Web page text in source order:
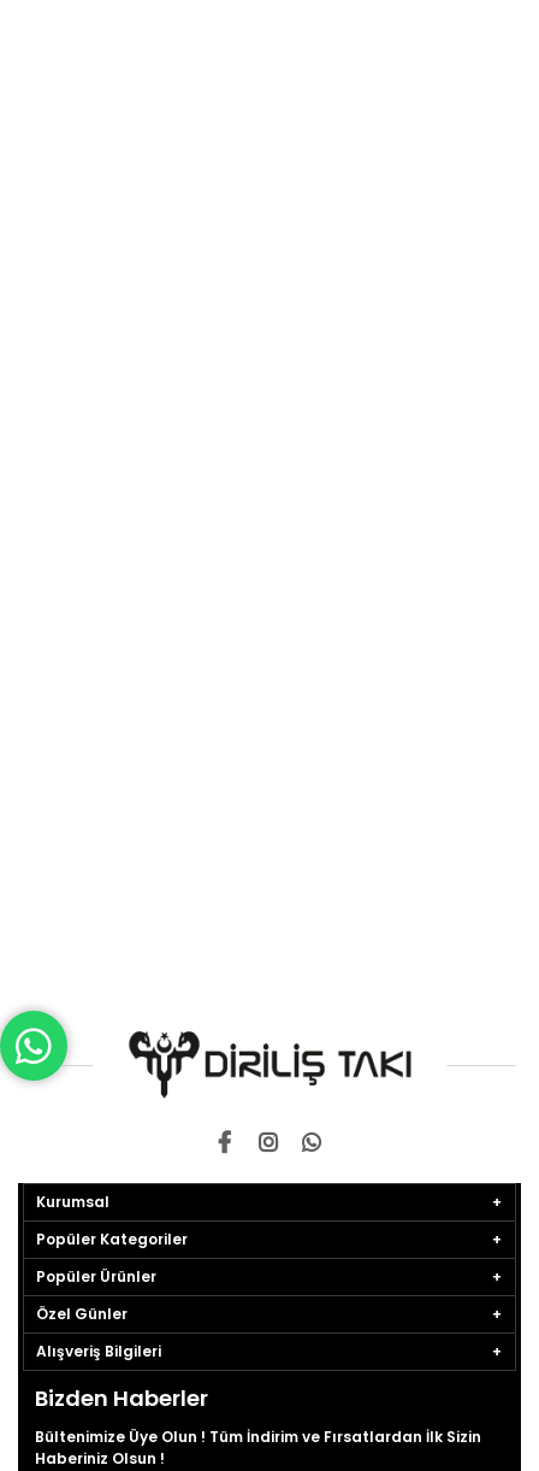
Kurumsal
Popüler Kategoriler
Popüler Ürünler
Özel Günler
Alışveriş Bilgileri
Bizden Haberler
Bültenimize Üye Olun ! Tüm İndirim ve Fırsatlardan İlk Sizin
Haberiniz Olsun !